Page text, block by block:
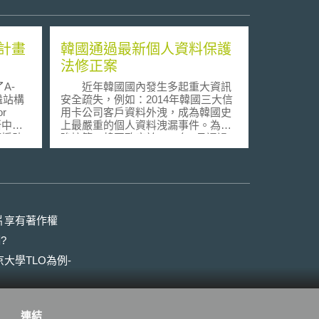
畫
A-
站構
心
動
創業
發法
源
推動
之需
韓國通過最新個人資料保護
法修正案
近年韓國國內發生多起重大資訊
安全疏失，例如：2014年韓國三大信
用卡公司客戶資料外洩，成為韓國史
上最嚴重的個人資料洩漏事件。為加
強控管，韓國政府於2015年7月通過
最新個人資料保護法修正案
機關因故意或重大過失，造成個人資
料被遺失、竊取、洩漏、偽造、竄改
處以實質損害金額三倍的懲罰性損害
享有著作權
大學TLO為例-
連結